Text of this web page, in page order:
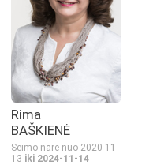
Rima
BAŠKIENĖ
Seimo narė nuo 2020-11-
13 iki 2024-11-14